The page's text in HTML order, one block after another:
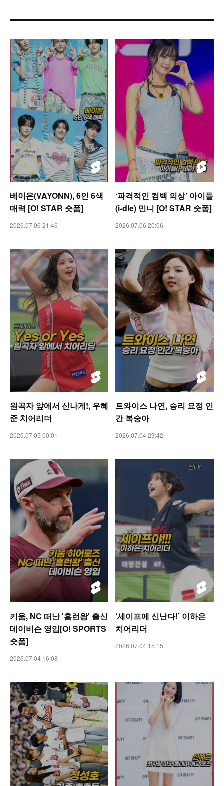
베이온(VAYONN), 6인 6색
매력 [O! STAR 숏폼]
2026.07.06 21:46
‘파격적인 컴백 의상’ 아이들
(i-dle) 민니 [O! STAR 숏폼]
2026.07.06 20:06
원곡자 앞에서 신나게!, 우혜
준 치어리더
2026.07.05 00:01
트와이스 나연, 승리 요정 인
간 복숭아
2026.07.04 23:42
키움, NC 떠난 '홈런왕' 출신
데이비슨 영입[O! SPORTS
숏폼]
2026.07.04 16:08
‘세이프에 신난다!’ 이하은
치어리더
2026.07.04 15:15